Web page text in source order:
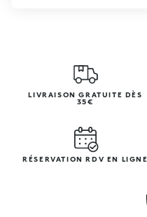
LIVRAISON GRATUITE DÈS
35€
RÉSERVATION RDV EN LIGNE